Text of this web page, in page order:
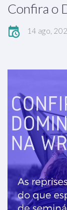
Confira o
14 ago,